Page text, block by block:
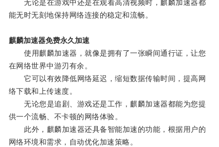
无论是在游戏中还是在观看高清视频时，麒麟加速器都
能无时无刻地保持网络连接的稳定和流畅。
麒麟加速器免费永久加速
使用麒麟加速器，就像是拥有了一张瞬间通行证，让您
在网络世界中游刃有余。
它可以有效降低网络延迟，缩短数据传输时间，提高网
络下载和上传速度。
无论您是追剧、游戏还是工作，麒麟加速器都能为您提
供一个流畅、不卡顿的网络体验。
此外，麒麟加速器还具备智能加速的功能，根据用户的
网络环境和需求，自动优化加速策略。